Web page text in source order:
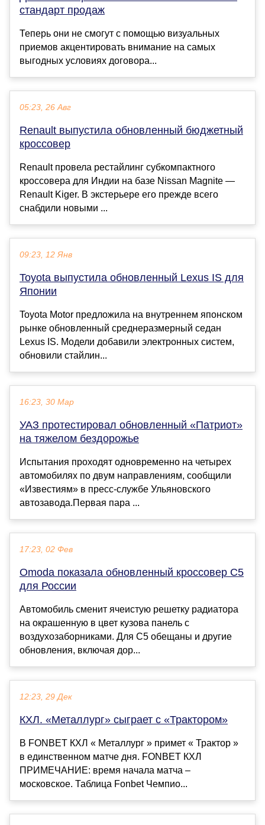
стандарт продаж
Теперь они не смогут с помощью визуальных
приемов акцентировать внимание на самых
выгодных условиях договора...
05:23, 26 Авг
Renault выпустила обновленный бюджетный
кроссовер
Renault провела рестайлинг субкомпактного
кроссовера для Индии на базе Nissan Magnite —
Renault Kiger. В экстерьере его прежде всего
снабдили новыми ...
09:23, 12 Янв
Toyota выпустила обновленный Lexus IS для
Японии
Toyota Motor предложила на внутреннем японском
рынке обновленный среднеразмерный седан
Lexus IS. Модели добавили электронных систем,
обновили стайлин...
16:23, 30 Мар
УАЗ протестировал обновленный «Патриот»
на тяжелом бездорожье
Испытания проходят одновременно на четырех
автомобилях по двум направлениям, сообщили
«Известиям» в пресс-службе Ульяновского
автозавода.Первая пара ...
17:23, 02 Фев
Omoda показала обновленный кроссовер C5
для России
Автомобиль сменит ячеистую решетку радиатора
на окрашенную в цвет кузова панель с
воздухозаборниками. Для C5 обещаны и другие
обновления, включая дор...
12:23, 29 Дек
КХЛ. «Металлург» сыграет с «Трактором»
В FONBET КХЛ « Металлург » примет « Трактор »
в единственном матче дня. FONBET КХЛ
ПРИМЕЧАНИЕ: время начала матча –
московское. Таблица Fonbet Чемпио...